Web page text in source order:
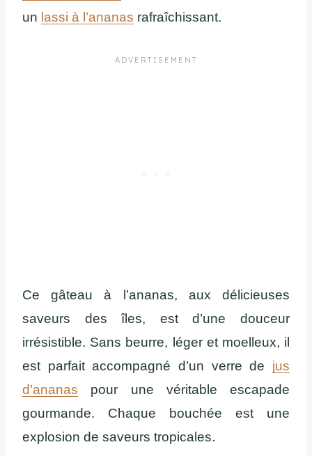
un lassi à l’ananas rafraîchissant.
Ce gâteau à l’ananas, aux délicieuses
saveurs des îles, est d’une douceur
irrésistible. Sans beurre, léger et moelleux, il
est parfait accompagné d’un verre de jus
d’ananas pour une véritable escapade
gourmande. Chaque bouchée est une
explosion de saveurs tropicales.